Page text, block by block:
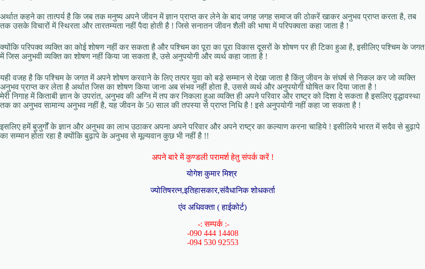
अर्थात कहने का तात्पर्य है कि जब तक मनुष्य अपने जीवन में ज्ञान प्राप्त कर लेने के बाद जगह जगह समाज की ठोकरें खाकर अनुभव प्राप्त करता है, तब
तक उसके विचारों में स्थिरता और तारतम्यता नहीं पैदा होती है ! जिसे सनातन जीवन शैली की भाषा में परिपक्वता कहा जाता है !
क्योंकि परिपक्व व्यक्ति का कोई शोषण नहीं कर सकता है और पश्चिम का पूरा का पूरा विकास दूसरों के शोषण पर ही टिका हुआ है, इसीलिए पश्चिम के जगत
में जिस अनुभवी व्यक्ति का शोषण नहीं किया जा सकता है, उसे अनुपयोगी और व्यर्थ कहा जाता है !
यही वजह है कि पश्चिम के जगत में अपने शोषण करवाने के लिए तत्पर युवा को बड़े सम्मान से देखा जाता है किंतु जीवन के संघर्ष से निकल कर जो व्यक्ति
अनुभव प्राप्त कर लेता है अर्थात जिस का शोषण किया जाना अब संभव नहीं होता है, उससे व्यर्थ और अनुपयोगी घोषित कर दिया जाता है !
मेरी निगाह में किताबी ज्ञान के उपरांत, अनुभव की अग्नि में तप कर निकला हुआ व्यक्ति ही अपने परिवार और राष्ट्र को दिशा दे सकता है इसलिए वृद्धावस्था
तक का अनुभव सामान्य अनुभव नहीं है, यह जीवन के 50 साल की तपस्या से प्राप्त निधि है ! इसे अनुपयोगी नहीं कहा जा सकता है !
इसलिए हमें बुजुर्गों के ज्ञान और अनुभव का लाभ उठाकर अपना अपने परिवार और अपने राष्ट्र का कल्याण करना चाहिये ! इसीलिये भारत में सदैव से बुढ़ापे
का सम्मान होता रहा है क्योंकि बुढ़ापे के अनुभव से मूल्यवान कुछ भी नहीं है !!
अपने बारे में कुण्डली परामर्श हेतु संपर्क करें !
योगेश कुमार मिश्र
ज्योतिषरत्न,इतिहासकार,संवैधानिक शोधकर्ता
एंव अधिवक्ता ( हाईकोर्ट)
-: सम्पर्क :-
-090 444 14408
-094 530 92553